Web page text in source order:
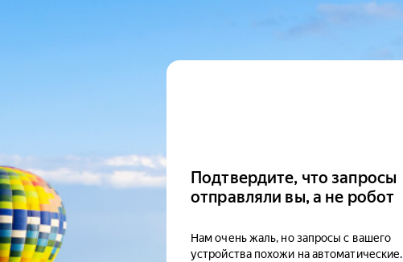
Подтвердите, что запросы
отправляли вы, а не робот
Нам очень жаль, но запросы с вашего
устройства похожи на автоматические.